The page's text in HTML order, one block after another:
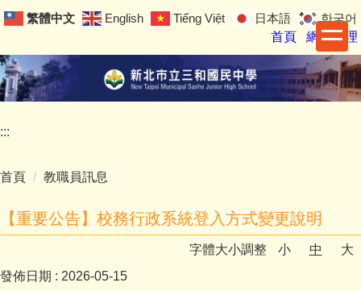
跳
要
內
區
繁體中文 English Tiếng Việt 日本語
한국어
首頁
網站管理
:::
首頁 教職員訊息
【重要公告】校務行政系統登入方式變更說明
字體大小調整 小 中
大
發佈日期 : 2026-05-15